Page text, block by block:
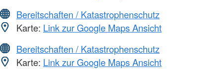
Bereitschaften / Katastrophenschutz
Karte: Link zur Google Maps Ansicht
Bereitschaften / Katastrophenschutz
Karte: Link zur Google Maps Ansicht